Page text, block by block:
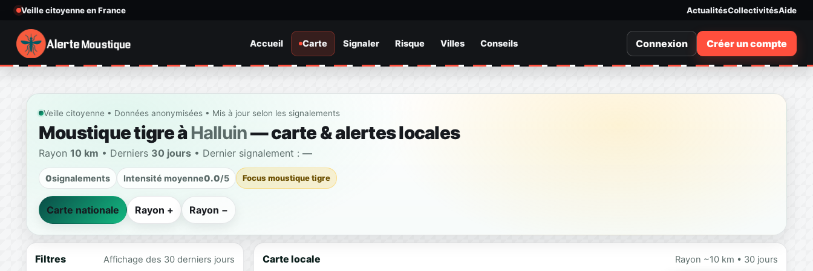
Veille citoyenne en France ActualitésCollectivitésAide
Accueil Carte Signaler Risque Villes Conseils Connexion Créer un compte
Veille citoyenne • Données anonymisées • Mis à jour selon les signalements
Moustique tigre àHalluin— carte & alertes locales
Rayon 10 km • Derniers 30 jours• Dernier signalement : —
0signalements Intensité moyenne0.0/5 Focus moustique tigre
Carte nationale Rayon + Rayon −
Filtres Affichage des 30 derniers jours Carte locale Rayon ~10 km • 30 jours